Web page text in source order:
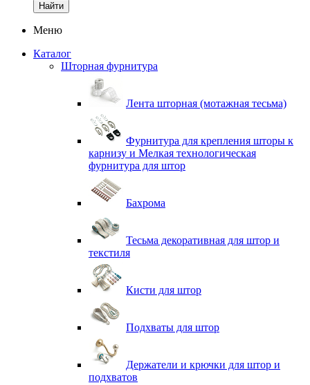
Найти
Меню
Каталог
Шторная фурнитура
Лента шторная (мотажная тесьма)
Фурнитура для крепления шторы к
карнизу и Мелкая технологическая
фурнитура для штор
Бахрома
Тесьма декоративная для штор и
текстиля
Кисти для штор
Подхваты для штор
Держатели и крючки для штор и
подхватов